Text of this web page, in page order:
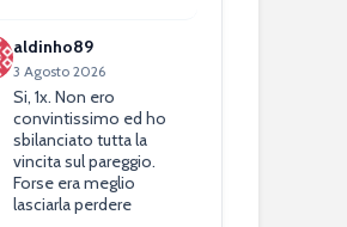
aldinho89
3 Agosto 2026
Si, 1x. Non ero
convintissimo ed ho
sbilanciato tutta la
vincita sul pareggio.
Forse era meglio
lasciarla perdere